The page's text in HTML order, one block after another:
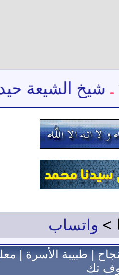
الشيعة حيدر
> واتساب
|طبيبة الأسرة|
تك